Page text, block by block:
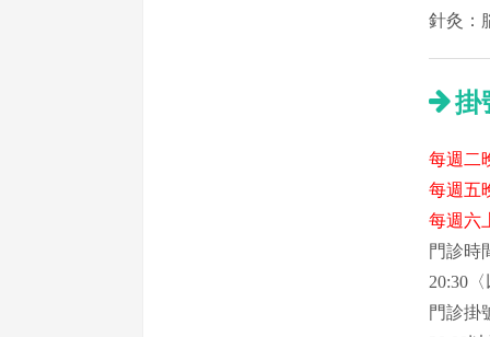
針灸：
掛
每週二
每週五
每週六
門診時
20:30
門診掛